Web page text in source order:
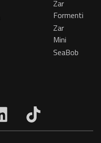
Zar
Formenti
Zar
Mini
SeaBob